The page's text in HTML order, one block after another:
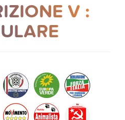
V :